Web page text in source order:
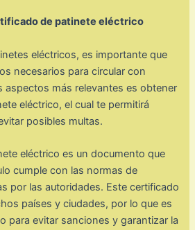
de patinete eléctrico
eléctricos, es importante que
necesarios para circular con
aspectos más relevantes es obtener
eléctrico, el cual te permitirá
posibles multas.
eléctrico es un documento que
cumple con las normas de
por las autoridades. Este certificado
países y ciudades, por lo que es
para evitar sanciones y garantizar la